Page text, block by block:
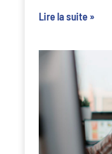
Lire la suite »